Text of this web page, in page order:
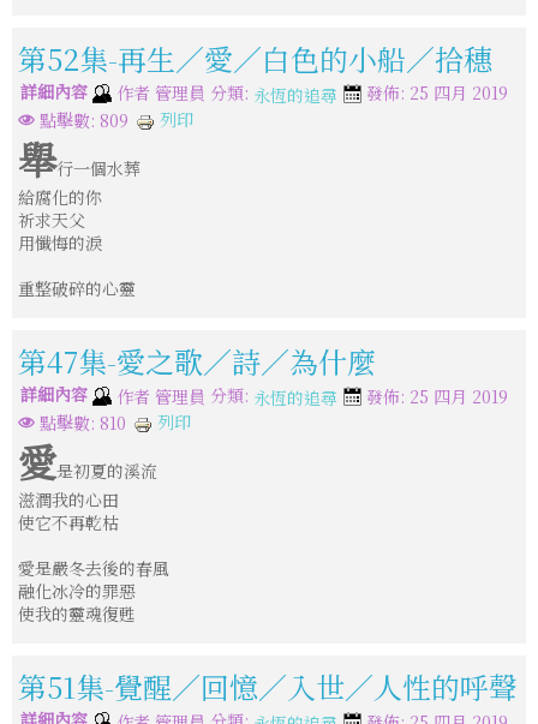
第52集-再生／愛／白色的小船／拾穗
詳細內容 作者 管理員 分類: 永恆的追尋
發佈: 25 四月 2019
點擊數: 809
列印
舉行一個水葬
給腐化的你
祈求天父
用懺悔的淚
重整破碎的心靈
第47集-愛之歌／詩／為什麼
詳細內容 作者 管理員 分類: 永恆的追尋
發佈: 25 四月 2019
點擊數: 810
列印
愛是初夏的溪流
滋潤我的心田
使它不再乾枯
愛是嚴冬去後的春風
融化冰冷的罪惡
使我的靈魂復甦
第51集-覺醒／回憶／入世／人性的呼聲
詳細內容